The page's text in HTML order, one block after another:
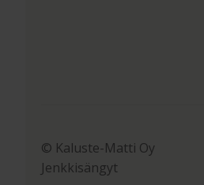
© Kaluste-Matti Oy
Jenkkisängyt